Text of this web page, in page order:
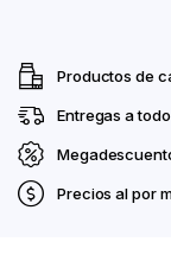
Productos de
Entregas a
Precios al por